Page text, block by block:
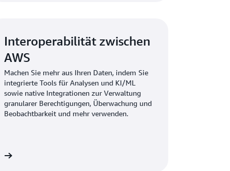
Interoperabilität zwischen
AWS
Machen Sie mehr aus Ihren Daten, indem Sie
integrierte Tools für Analysen und KI/ML
sowie native Integrationen zur Verwaltung
granularer Berechtigungen, Überwachung und
Beobachtbarkeit und mehr verwenden.